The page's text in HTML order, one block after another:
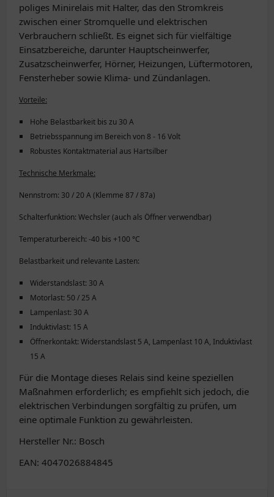
poliges Minirelais mit Halter, das den Stromkreis
zwischen einer Stromquelle und elektrischen
Verbrauchern schließt. Es eignet sich für vielfältige
Einsatzbereiche, darunter Hauptscheinwerfer,
Zusatzscheinwerfer, Hörner, Heizungen, Lüftermotoren,
Fensterheber sowie Klima- und Zündanlagen.
Vorteile:
Hohe Belastbarkeit bis zu 30 A
Betriebsspannung im Bereich von 8 - 16 Volt
Robustes Kontaktmaterial aus Hartsilber
Technische Merkmale:
Nennstrom: 30 / 20 A (Klemme 87 / 87a)
Schalterfunktion: Wechsler (auch als Öffner verwendbar)
Temperaturbereich: -40 bis +100 °C
Belastbarkeit und relevante Lasten:
Widerstandslast: 30 A
Motorlast: 50 / 25 A
Lampenlast: 30 A
Induktivlast: 15 A
Öffnerkontakt: Widerstandslast 5 A, Lampenlast 10 A, Induktivlast
15 A
Für die Montage dieses Relais sind keine speziellen
Maßnahmen erforderlich; es empfiehlt sich jedoch, die
elektrischen Verbindungen sorgfältig zu prüfen, um
eine optimale Funktion zu gewährleisten.
Hersteller Nr.: Bosch
EAN: 4047026884845